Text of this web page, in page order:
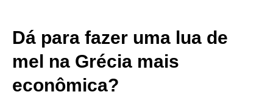
Dá para fazer uma lua de
mel na Grécia mais
econômica?